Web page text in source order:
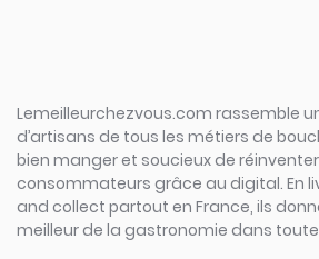
Lemeilleurchezvous.com rassemble
d’artisans de tous les métiers de
bien manger et soucieux de
consommateurs grâce au digital. En
and collect partout en France, ils
meilleur de la gastronomie dans